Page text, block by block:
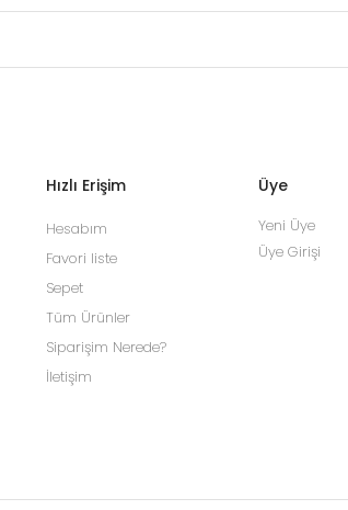
Hızlı Erişim
Hesabım
Favori liste
Sepet
Tüm Ürünler
Siparişim Nerede?
İletişim
Üye
Yeni Üye
Üye Girişi